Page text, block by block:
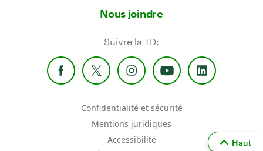
Nous joindre
Suivre la TD:
Confidentialité et sécurité
Mentions juridiques
Accessibilité
Haut